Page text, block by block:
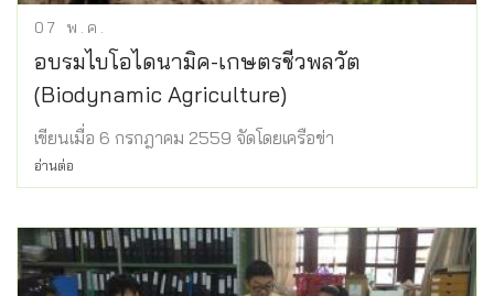
07 พ.ค.
อบรมไบโอไดนามิค-เกษตรชีวพลวัต
(Biodynamic Agriculture)
เขียนเมื่อ 6 กรกฎาคม 2559 จัดโดยเครือข่า
อ่านต่อ